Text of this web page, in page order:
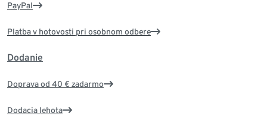
PayPal
Platba v hotovosti pri osobnom odbere
Dodanie
Doprava od 40 € zadarmo
Dodacia lehota